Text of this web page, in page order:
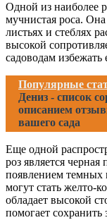
Одной из наиболее
мучнистая роса. Она
листьях и стеблях
высокой
садоводам избежать
Популярные
Дениз - список
описанием
вашего сада
Еще одной
роз является черная
появлением темных
могут стать желто-
обладает высокой
помогает сохранить